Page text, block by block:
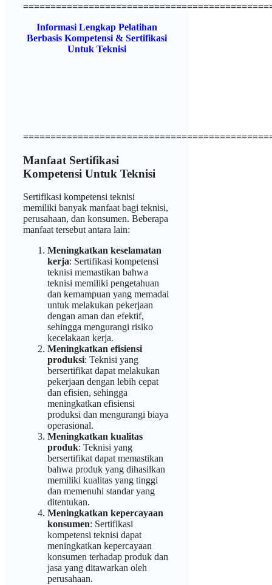
Informasi Lengkap Pelatihan
Berbasis Kompetensi & Sertifikasi
Untuk Teknisi
Manfaat Sertifikasi
Kompetensi Untuk Teknisi
Sertifikasi kompetensi teknisi
memiliki banyak manfaat bagi teknisi,
perusahaan, dan konsumen. Beberapa
manfaat tersebut antara lain:
Meningkatkan keselamatan
kerja: Sertifikasi kompetensi
teknisi memastikan bahwa
teknisi memiliki pengetahuan
dan kemampuan yang memadai
untuk melakukan pekerjaan
dengan aman dan efektif,
sehingga mengurangi risiko
kecelakaan kerja.
Meningkatkan efisiensi
produksi: Teknisi yang
bersertifikat dapat melakukan
pekerjaan dengan lebih cepat
dan efisien, sehingga
meningkatkan efisiensi
produksi dan mengurangi biaya
operasional.
Meningkatkan kualitas
produk: Teknisi yang
bersertifikat dapat memastikan
bahwa produk yang dihasilkan
memiliki kualitas yang tinggi
dan memenuhi standar yang
ditentukan.
Meningkatkan kepercayaan
konsumen: Sertifikasi
kompetensi teknisi dapat
meningkatkan kepercayaan
konsumen terhadap produk dan
jasa yang ditawarkan oleh
perusahaan.